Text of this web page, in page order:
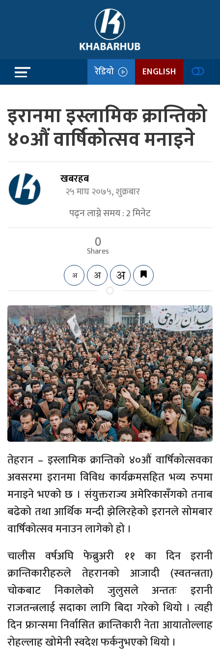
रेडियो ENGLISH
इरानमा इस्लामिक क्रान्तिको
४०औं वार्षिकोत्सव मनाइने
खबरहब
२५ माघ २०७५, शुक्रबार
पढ्न लाग्ने समय :2मिनेट
0
Shares
तेहरान – इस्लामिक क्रान्तिको ४०औं वार्षिकोत्सवका
अवसरमा इरानमा विविध कार्यक्रमसहित भव्य रुपमा
मनाइने भएको छ । संयुक्तराज्य अमेरिकासँगको तनाब
बढेको तथा आर्थिक मन्दी झेलिरहेको इरानले सोमबार
वार्षिकोत्सव मनाउन लागेको हो ।
चालीस वर्षअघि फेब्रुअरी ११ का दिन इरानी
क्रान्तिकारीहरुले तेहरानको आजादी (स्वतन्त्रता)
चोकबाट निकालेको जुलुसले अन्ततः इरानी
राजतन्त्रलाई सदाका लागि बिदा गरेको थियो । त्यही
दिन फ्रान्समा निर्वासित क्रान्तिकारी नेता आयातोल्लाह
रोहल्लाह खोमेनी स्वदेश फर्कनुभएको थियो ।